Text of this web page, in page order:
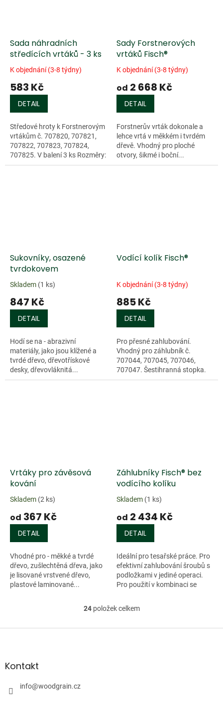
Sada náhradních
středících vrtáků - 3 ks
K objednání (3-8 týdny)
583 Kč
DETAIL
Středové hroty k Forstnerovým
vrtákům č. 707820, 707821,
707822, 707823, 707824,
707825. V balení 3 ks Rozměry:
-...
Sady Forstnerových
vrtáků Fisch®
K objednání (3-8 týdny)
od 2 668 Kč
DETAIL
Forstnerův vrták dokonale a
lehce vrtá v měkkém i tvrdém
dřevě. Vhodný pro ploché
otvory, šikmé i boční...
Sukovníky, osazené
tvrdokovem
Skladem (1 ks)
847 Kč
DETAIL
Hodí se na - abrazivní
materiály, jako jsou klížené a
tvrdé dřevo, dřevotřískové
desky, dřevovláknitá...
Vodící kolík Fisch®
K objednání (3-8 týdny)
885 Kč
DETAIL
Pro přesné zahlubování.
Vhodný pro záhlubník č.
707044, 707045, 707046,
707047. Šestihranná stopka.
Celková délka 130 mm, Ø 11,5
Vrtáky pro závěsová
kování
Skladem (2 ks)
od 367 Kč
DETAIL
Vhodné pro - měkké a tvrdé
dřevo, zušlechtěná dřeva, jako
je lisované vrstvené dřevo,
plastové laminované...
Záhlubníky Fisch® bez
vodícího kolíku
Skladem (1 ks)
od 2 434 Kč
DETAIL
Ideální pro tesařské práce. Pro
efektivní zahlubování šroubů s
podložkami v jediné operaci.
Pro použití v kombinaci se
Vhodný...
O
l
24položek celkem
Z
aKontakt
info@woodgrain.cz